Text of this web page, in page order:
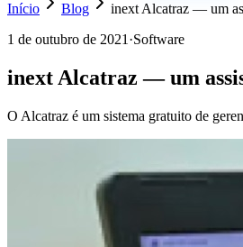
Início
Blog
inext Alcatraz — um
1 de outubro de 2021·Software
inext Alcatraz — um
O Alcatraz é um sistema gratuito de